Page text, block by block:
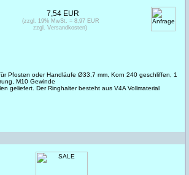
Pfosten oder Handläufe Ø33,7 mm, Korn 240 geschliffen, 1
M10 Gewinde
geliefert. Der Ringhalter besteht aus V4A Vollmaterial
7,54 EUR
(zzgl. 19% MwSt. = 8,97 EUR
zzgl. Versandkosten)